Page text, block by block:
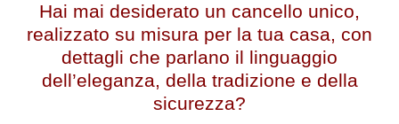
Hai mai desiderato un cancello unico,
realizzato su misura per la tua casa, con
dettagli che parlano il linguaggio
dell’eleganza, della tradizione e della
sicurezza?